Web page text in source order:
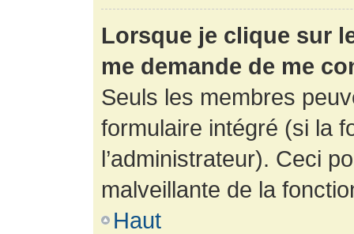
Lorsque je clique sur
me demande de me
Seuls les membres
formulaire intégré (si la
l’administrateur). Ceci
malveillante de la
Haut